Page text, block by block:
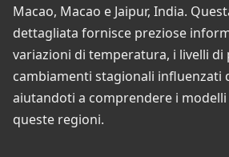
Macao, Macao e Jaipur, India.
dettagliata fornisce preziose
variazioni di temperatura, i livelli di
cambiamenti stagionali influenzati
aiutandoti a comprendere i
queste regioni.